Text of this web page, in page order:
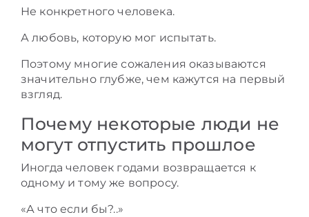
Не конкретного человека.
А любовь, которую мог испытать.
Поэтому многие сожаления оказываются
значительно глубже, чем кажутся на первый
взгляд.
Почему некоторые люди не
могут отпустить прошлое
Иногда человек годами возвращается к
одному и тому же вопросу.
«А что если бы?..»